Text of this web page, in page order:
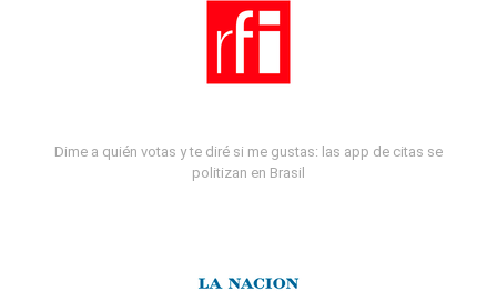
Dime a quién votas y te diré si me gustas: las app de citas se
politizan en Brasil